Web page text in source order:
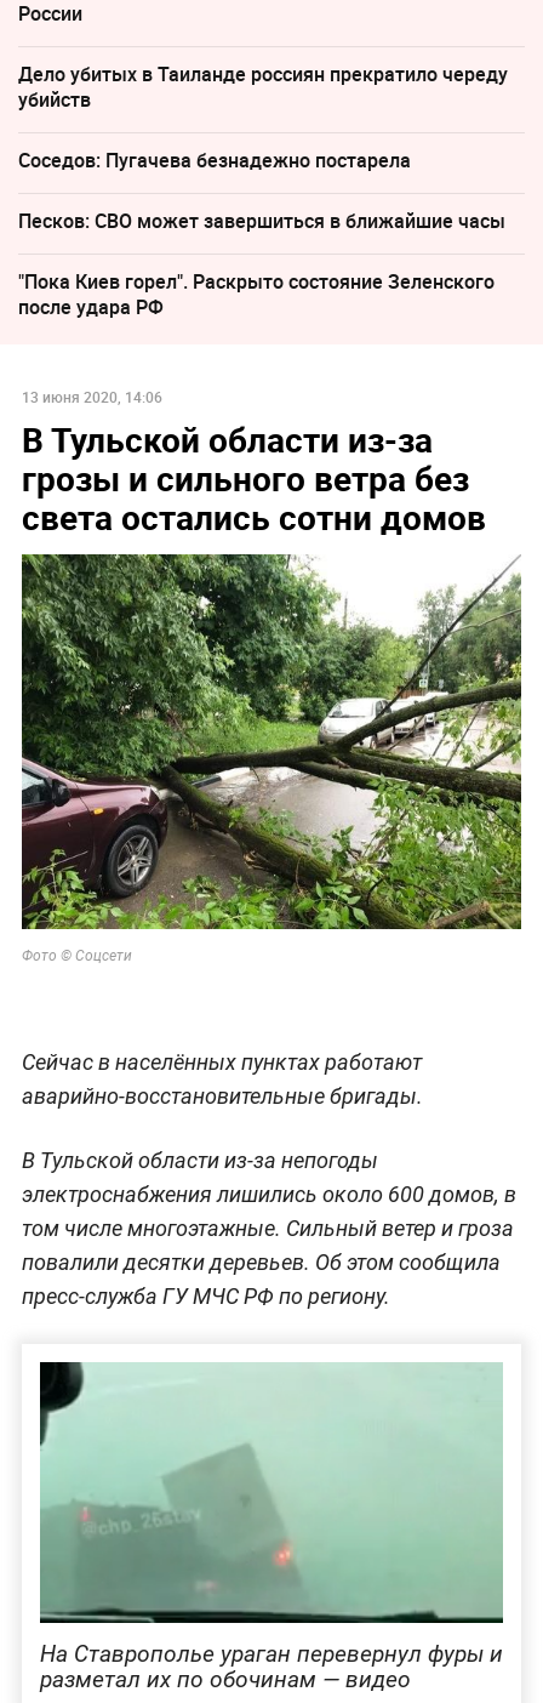
России
Дело убитых в Таиланде россиян прекратило череду
убийств
Соседов: Пугачева безнадежно постарела
Песков: СВО может завершиться в ближайшие часы
"Пока Киев горел". Раскрыто состояние Зеленского
после удара РФ
13 июня 2020, 14:06
В Тульской области из-за
грозы и сильного ветра без
света остались сотни домов
Фото © Соцсети
Сейчас в населённых пунктах работают
аварийно-восстановительные бригады.
В Тульской области из-за непогоды
электроснабжения лишились около 600 домов, в
том числе многоэтажные. Сильный ветер и гроза
повалили десятки деревьев. Об этом сообщила
пресс-служба ГУ МЧС РФ по региону.
На Ставрополье ураган перевернул фуры и
разметал их по обочинам — видео